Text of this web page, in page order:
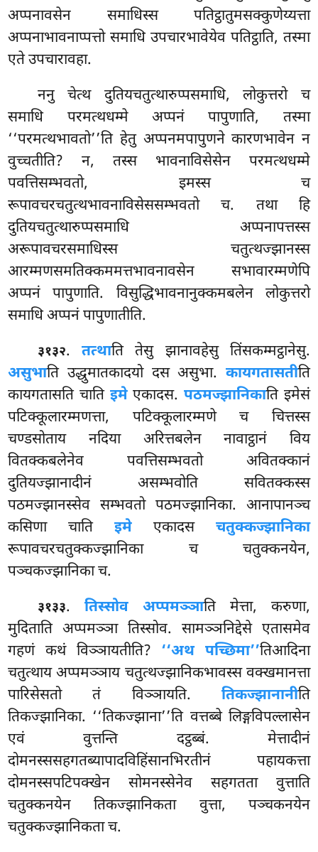
अप्पनावसेन समाधिस्स पतिट्ठातुमसक्कुणेय्यत्ता
अप्पनाभावनाप्पत्तो समाधि उपचारभावेयेव पतिट्ठाति, तस्मा
एते उपचारावहा.
ननु चेत्थ दुतियचतुत्थारुप्पसमाधि, लोकुत्तरो च
समाधि परमत्थधम्मे अप्पनं पापुणाति, तस्मा
‘‘परमत्थभावतो’’ति हेतु अप्पनमपापुणने कारणभावेन न
वुच्चतीति? न, तस्स भावनाविसेसेन परमत्थधम्मे
पवत्तिसम्भवतो, इमस्स च
रूपावचरचतुत्थभावनाविसेससम्भवतो च. तथा हि
दुतियचतुत्थारुप्पसमाधि अप्पनापत्तस्स
अरूपावचरसमाधिस्स चतुत्थज्झानस्स
आरम्मणसमतिक्कममत्तभावनावसेन सभावारम्मणेपि
अप्पनं पापुणाति. विसुद्धिभावनानुक्कमबलेन लोकुत्तरो
समाधि अप्पनं पापुणातीति.
३१३२.तत्थाति तेसु झानावहेसु तिंसकम्मट्ठानेसु.
असुभाति उद्धुमातकादयो दस असुभा. कायगतासतीति
कायगतासति चाति इमेएकादस.पठमज्झानिकाति इमेसं
पटिक्कूलारम्मणत्ता, पटिक्कूलारम्मणे च चित्तस्स
चण्डसोताय नदिया अरित्तबलेन नावाट्ठानं विय
वितक्कबलेनेव पवत्तिसम्भवतो अवितक्कानं
दुतियज्झानादीनं असम्भवोति सवितक्कस्स
पठमज्झानस्सेव सम्भवतो पठमज्झानिका. आनापानञ्च
कसिणा चाति इमे एकादस चतुक्कज्झानिका
रूपावचरचतुक्कज्झानिका च चतुक्कनयेन,
पञ्चकज्झानिका च.
३१३३. तिस्सोव अप्पमञ्ञाति मेत्ता, करुणा,
मुदिताति अप्पमञ्ञा तिस्सोव. सामञ्ञनिद्देसे एतासमेव
गहणं कथं विञ्ञायतीति? ‘‘अथ पच्छिमा’’तिआदिना
चतुत्थाय अप्पमञ्ञाय चतुत्थज्झानिकभावस्स वक्खमानत्ता
पारिसेसतो तं विञ्ञायति. तिकज्झानानीति
तिकज्झानिका. ‘‘तिकज्झाना’’ति वत्तब्बे लिङ्गविपल्लासेन
एवं वुत्तन्ति दट्ठब्बं. मेत्तादीनं
दोमनस्ससहगतब्यापादविहिंसानभिरतीनं पहायकत्ता
दोमनस्सपटिपक्खेन सोमनस्सेनेव सहगतता वुत्ताति
चतुक्कनयेन तिकज्झानिकता वुत्ता, पञ्चकनयेन
चतुक्कज्झानिकता च.